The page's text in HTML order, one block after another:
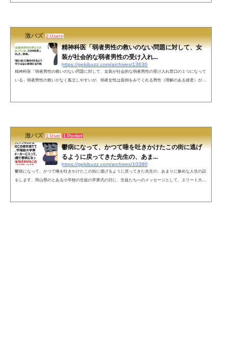
激バズ 2 Users
精神科医「弱者男性の救いのない問題に対して、女
装が社会的な弱者男性の受け入れ...
https://gekibuzz.com/archives/13630
精神科医「弱者男性の救いのない問題に対して、女装が社会的な弱者男性の受け入れ窓口の１つになって
いる」弱者男性の救いがなく孤立しやすいが、弱者女性は面倒をみてくれる男性（理解のある彼君）がく
激バズ 1 User 1 Pocket
鬱病になって、かつて唾を吐きかけたこの街に逃げ
るように戻ってきた先生の、あま...
https://gekibuzz.com/archives/10380
鬱病になって、かつて唾を吐きかけたこの街に逃げるように戻ってきた先生の、あまりに惨めな人生の話
をします。岡山県のとある小学校の生徒の卒業式の日に、生徒たちへのメッセージとして、エリート大学